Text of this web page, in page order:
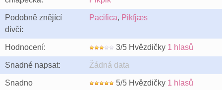
Podobně znějící
dívčí:
Pacifica, Pikfjæs
Hodnocení: 3/5 Hvězdičky 1 hlasů
Snadné napsat: Žádná data
Snadno
5/5 Hvězdičky 1 hlasů